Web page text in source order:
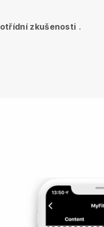
zkušenosti .